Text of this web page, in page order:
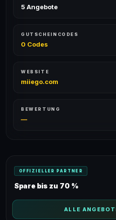
5 Angebote
GUTSCHEINCODES
0 Codes
WEBSITE
miiego.com
BEWERTUNG
—
OFFIZIELLER PARTNER
Spare bis zu 70 %
ALLE